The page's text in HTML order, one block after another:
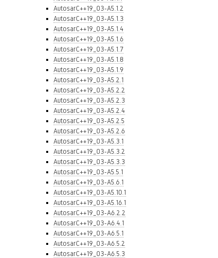
AutosarC++19_03-A5.1.2
AutosarC++19_03-A5.1.3
AutosarC++19_03-A5.1.4
AutosarC++19_03-A5.1.6
AutosarC++19_03-A5.1.7
AutosarC++19_03-A5.1.8
AutosarC++19_03-A5.1.9
AutosarC++19_03-A5.2.1
AutosarC++19_03-A5.2.2
AutosarC++19_03-A5.2.3
AutosarC++19_03-A5.2.4
AutosarC++19_03-A5.2.5
AutosarC++19_03-A5.2.6
AutosarC++19_03-A5.3.1
AutosarC++19_03-A5.3.2
AutosarC++19_03-A5.3.3
AutosarC++19_03-A5.5.1
AutosarC++19_03-A5.6.1
AutosarC++19_03-A5.10.1
AutosarC++19_03-A5.16.1
AutosarC++19_03-A6.2.2
AutosarC++19_03-A6.4.1
AutosarC++19_03-A6.5.1
AutosarC++19_03-A6.5.2
AutosarC++19_03-A6.5.3